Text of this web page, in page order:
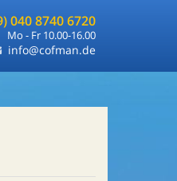
040 8740 6720
Mo - Fr 10.00-16.00
info@cofman.de